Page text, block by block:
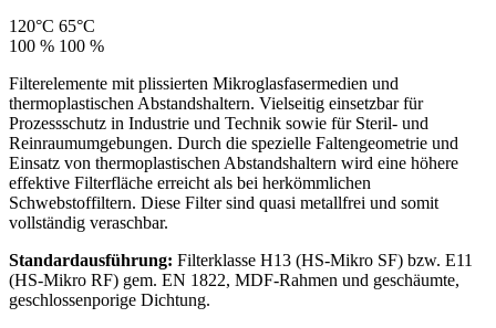
120°C 65°C
100 % 100 %
Filterelemente mit plissierten Mikroglasfasermedien und
thermoplastischen Abstandshaltern. Vielseitig einsetzbar für
Prozessschutz in Industrie und Technik sowie für Steril- und
Reinraumumgebungen. Durch die spezielle Faltengeometrie und
Einsatz von thermoplastischen Abstandshaltern wird eine höhere
effektive Filterfläche erreicht als bei herkömmlichen
Schwebstoffiltern. Diese Filter sind quasi metallfrei und somit
vollständig veraschbar.
Standardausführung: Filterklasse H13 (HS-Mikro SF) bzw. E11
(HS-Mikro RF) gem. EN 1822, MDF-Rahmen und geschäumte,
geschlossenporige Dichtung.